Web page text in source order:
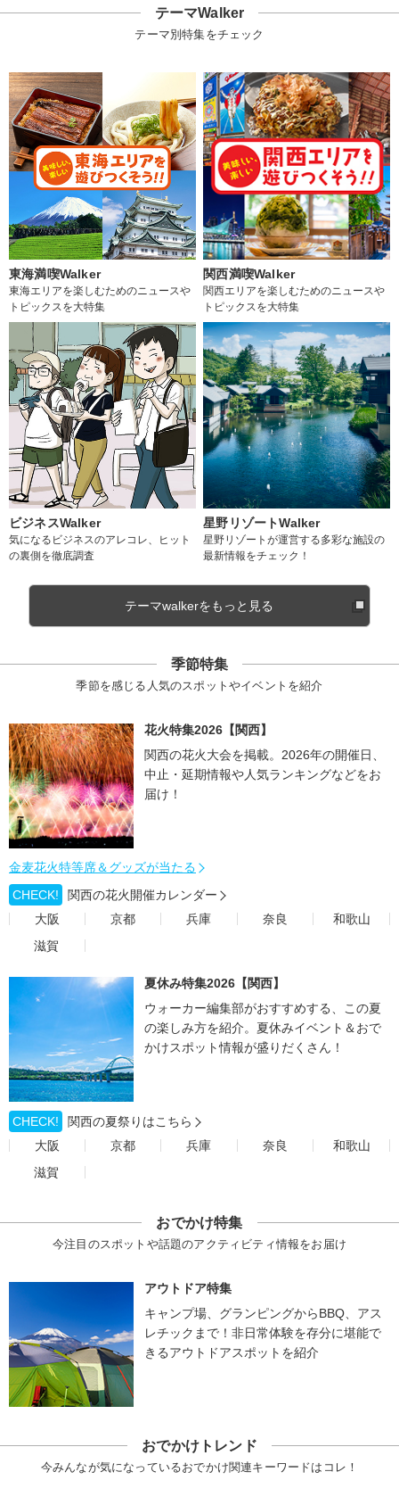
テーマWalker
テーマ別特集をチェック
東海満喫Walker
東海エリアを楽しむためのニュースや
トピックスを大特集
関西満喫Walker
関西エリアを楽しむためのニュースや
トピックスを大特集
ビジネスWalker
気になるビジネスのアレコレ、ヒット
の裏側を徹底調査
星野リゾートWalker
星野リゾートが運営する多彩な施設の
最新情報をチェック！
テーマwalkerをもっと見る
季節特集
季節を感じる人気のスポットやイベントを紹介
花火特集2026【関西】
関西の花火大会を掲載。2026年の開催日、
中止・延期情報や人気ランキングなどをお
届け！
金麦花火特等席＆グッズが当たる
CHECK!
関西の花火開催カレンダー
大阪
京都 兵庫 奈良
和歌山
滋賀
夏休み特集2026【関西】
ウォーカー編集部がおすすめする、この夏
の楽しみ方を紹介。夏休みイベント＆おで
かけスポット情報が盛りだくさん！
CHECK!
関西の夏祭りはこちら
大阪
京都 兵庫 奈良
和歌山
滋賀
おでかけ特集
今注目のスポットや話題のアクティビティ情報をお届け
アウトドア特集
キャンプ場、グランピングからBBQ、アス
レチックまで！非日常体験を存分に堪能で
きるアウトドアスポットを紹介
おでかけトレンド
今みんなが気になっているおでかけ関連キーワードはコレ！